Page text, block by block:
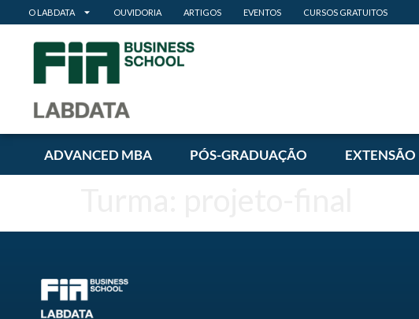
O LABDATA OUVIDORIA ARTIGOS EVENTOS CURSOS GRATUITOS
ADVANCED MBA PÓS-GRADUAÇÃO EXTENSÃO